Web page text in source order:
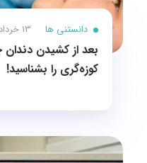
دانستنی ها 13 خرداد 1405
کوزه‌گری را بشناسید!